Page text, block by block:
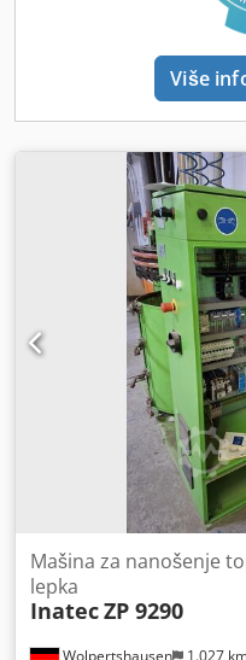
Crjdpfsyctt Isx Akrof
Više
Mašina za nanošenje
lepka
InatecZP 9290